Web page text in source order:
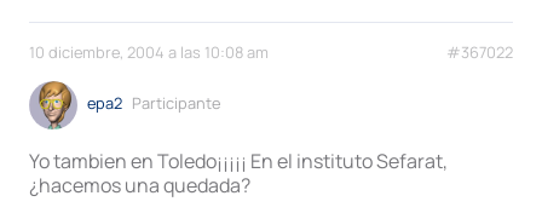
10 diciembre, 2004 a las 10:08 am #367022
epa2 Participante
Yo tambien en Toledo¡¡¡¡¡ En el instituto Sefarat,
¿hacemos una quedada?